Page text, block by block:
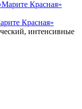
Красная»
интенсивные